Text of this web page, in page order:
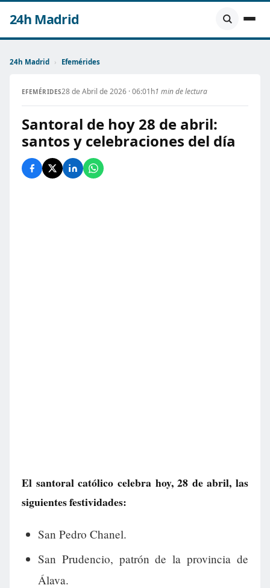
24h Madrid
24h Madrid › Efemérides
EFEMÉRIDES28 de Abril de 2026 · 06:01h1 min de lectura
Santoral de hoy 28 de abril:
santos y celebraciones del día
El santoral católico celebra hoy, 28 de abril, las
siguientes festividades:
San Pedro Chanel.
San Prudencio, patrón de la provincia de
Álava.